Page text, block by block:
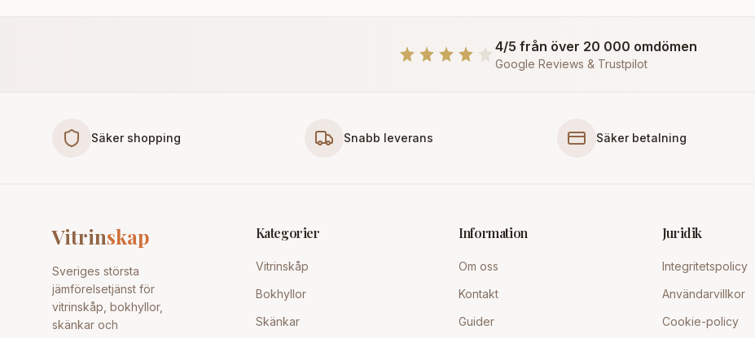
4/5 från över 20 000 omdömen
Google Reviews & Trustpilot
Säker shopping Snabb leverans Säker betalning
Vitrinskap
Sveriges största
jämförelsetjänst för
vitrinskåp, bokhyllor,
skänkar och
Kategorier
Vitrinskåp
Bokhyllor
Skänkar
Information
Om oss
Kontakt
Guider
Juridik
Integritetspolicy
Användarvillkor
Cookie-policy